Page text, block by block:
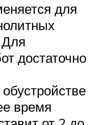
для
Для
достаточно
время